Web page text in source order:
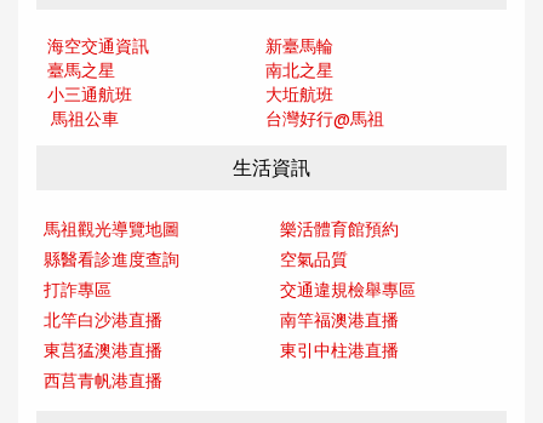
海空交通資訊
新臺馬輪
臺馬之星
南北之星
小三通航班
大坵航班
馬祖公車
台灣好行@馬祖
生活資訊
馬祖觀光導覽地圖
樂活體育館預約
縣醫看診進度查詢
空氣品質
打詐專區
交通違規檢舉專區
北竿白沙港直播
南竿福澳港直播
東莒猛澳港直播
東引中柱港直播
西莒青帆港直播